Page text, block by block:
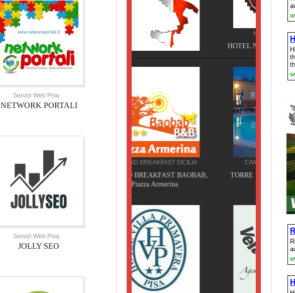
Servizi Web Pisa
NETWORK PORTALI
Servizi Web Pisa
JOLLY SEO
BED AND BREAKFAST SICILIA
BED AND BREAKFAST BAOBAB,
HOTEL TOSCANA
HOTEL NOVECENTO PISA, Pisa
CAMPEGGIO TOSCANA
TORRE PENDENTE CAMPING
VILLAGE, Pisa